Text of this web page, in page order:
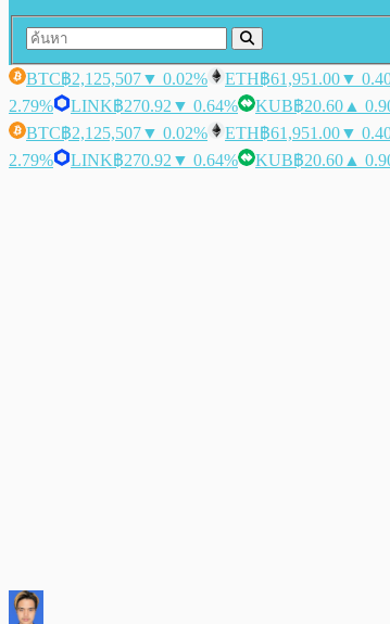
BTC฿2,125,507▼ 0.02% ETH฿61,951.00▼
2.79%
LINK฿270.92 ▼ 0.64% KUB฿20.60 ▲
BTC฿2,125,507▼ 0.02% ETH฿61,951.00▼
2.79%
LINK฿270.92 ▼ 0.64% KUB฿20.60 ▲